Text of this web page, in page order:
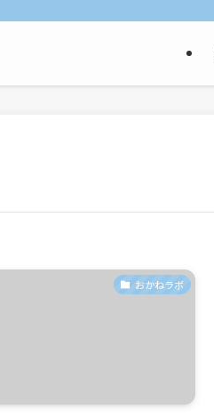
おかねラボ